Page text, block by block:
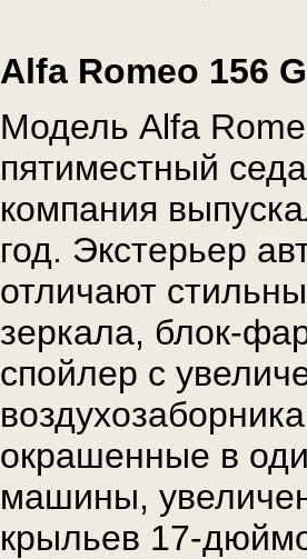
Alfa Romeo 156
Модель Alfa
пятиместный
компания
год. Экстерьер
отличают
зеркала, блок-
спойлер с
окрашенные в
машины,
крыльев 17-